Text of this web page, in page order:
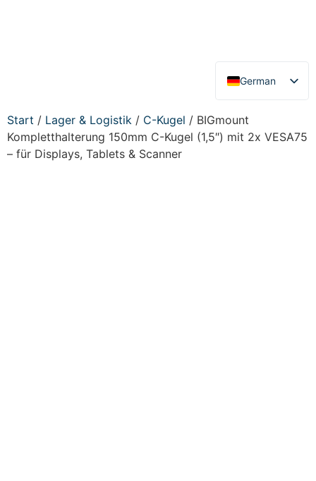
German
English
Start / Lager & Logistik / C-Kugel / BIGmount
Kompletthalterung 150mm C-Kugel (1,5″) mit 2x VESA75
– für Displays, Tablets & Scanner